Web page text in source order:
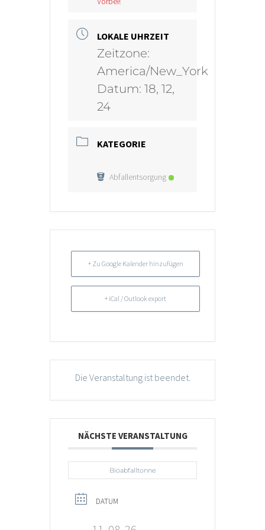
LOKALE UHRZEIT
Zeitzone:
America/New_York
Datum: 18, 12,
24
KATEGORIE
Abfallentsorgung
+ Zu Google Kalender hinzufügen
+ iCal / Outlook export
Die Veranstaltung ist beendet.
NÄCHSTE VERANSTALTUNG
Bioabfalltonne
DATUM